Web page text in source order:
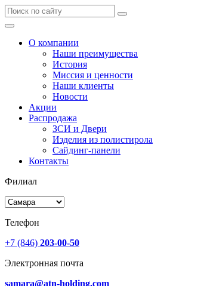
О компании
Наши преимущества
История
Миссия и ценности
Наши клиенты
Новости
Акции
Распродажа
ЗСИ и Двери
Изделия из полистирола
Сайдинг-панели
Контакты
Филиал
Телефон
+7 (846) 203-00-50
Электронная почта
samara@atn-holding.com